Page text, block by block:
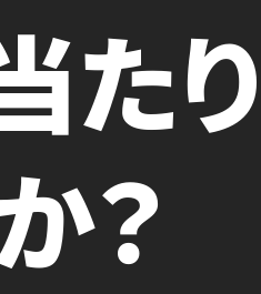
た
？